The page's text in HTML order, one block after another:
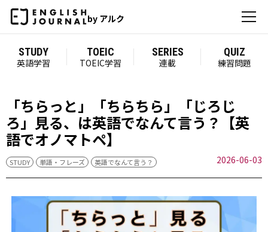
by アルク
STUDY
英語学習
TOEIC
TOEIC学習
SERIES
連載
QUIZ
練習問題
「ちらっと」「ちらちら」「じろじ
ろ」見る、は英語でなんて言う？【英
語でオノマトペ】
STUDY 単語・フレーズ 英語でなんて言う？ 2026-06-03